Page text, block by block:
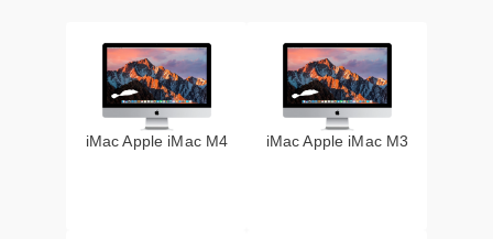
iMac Apple iMac M4 iMac Apple iMac M3